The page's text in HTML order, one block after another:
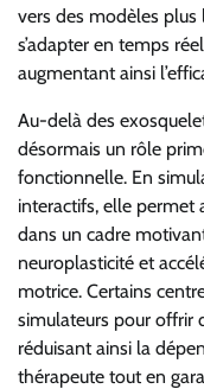
vers des modèles plus
s’adapter en temps
augmentant ainsi
Au-delà des
désormais un rôle
fonctionnelle. En
interactifs, elle permet
dans un cadre
neuroplasticité et
motrice. Certains
simulateurs pour offrir
réduisant ainsi la
thérapeute tout en